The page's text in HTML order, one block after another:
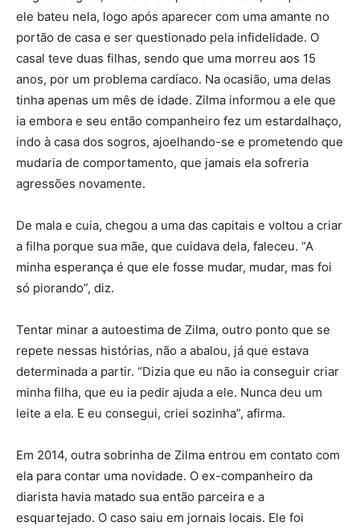
ele bateu nela, logo após aparecer com uma amante no
portão de casa e ser questionado pela infidelidade. O
casal teve duas filhas, sendo que uma morreu aos 15
anos, por um problema cardíaco. Na ocasião, uma delas
tinha apenas um mês de idade. Zilma informou a ele que
ia embora e seu então companheiro fez um estardalhaço,
indo à casa dos sogros, ajoelhando-se e prometendo que
mudaria de comportamento, que jamais ela sofreria
agressões novamente.
De mala e cuia, chegou a uma das capitais e voltou a criar
a filha porque sua mãe, que cuidava dela, faleceu. “A
minha esperança é que ele fosse mudar, mudar, mas foi
só piorando”, diz.
Tentar minar a autoestima de Zilma, outro ponto que se
repete nessas histórias, não a abalou, já que estava
determinada a partir. “Dizia que eu não ia conseguir criar
minha filha, que eu ia pedir ajuda a ele. Nunca deu um
leite a ela. E eu consegui, criei sozinha”, afirma.
Em 2014, outra sobrinha de Zilma entrou em contato com
ela para contar uma novidade. O ex-companheiro da
diarista havia matado sua então parceira e a
esquartejado. O caso saiu em jornais locais. Ele foi